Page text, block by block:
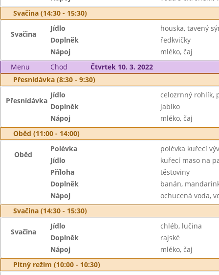
Svačina (14:30 - 15:30)
Svačina
Jídlo
houska, tavený
Doplněk
ředkvičky
Nápoj
mléko, čaj
Menu
Chod
Čtvrtek 10. 3. 2022
Přesnídávka (8:30 - 9:30)
Přesnídávka
Jídlo
celozrnný rohlík,
Doplněk
jablko
Nápoj
mléko, čaj
Oběd (11:00 - 14:00)
Oběd
Polévka
polévka kuřecí
Jídlo
kuřecí maso na
Příloha
těstoviny
Doplněk
banán,
Nápoj
ochucená voda,
Svačina (14:30 - 15:30)
Svačina
Jídlo
chléb, lučina
Doplněk
rajské
Nápoj
mléko, čaj
Pitný režim (10:00 - 10:30)